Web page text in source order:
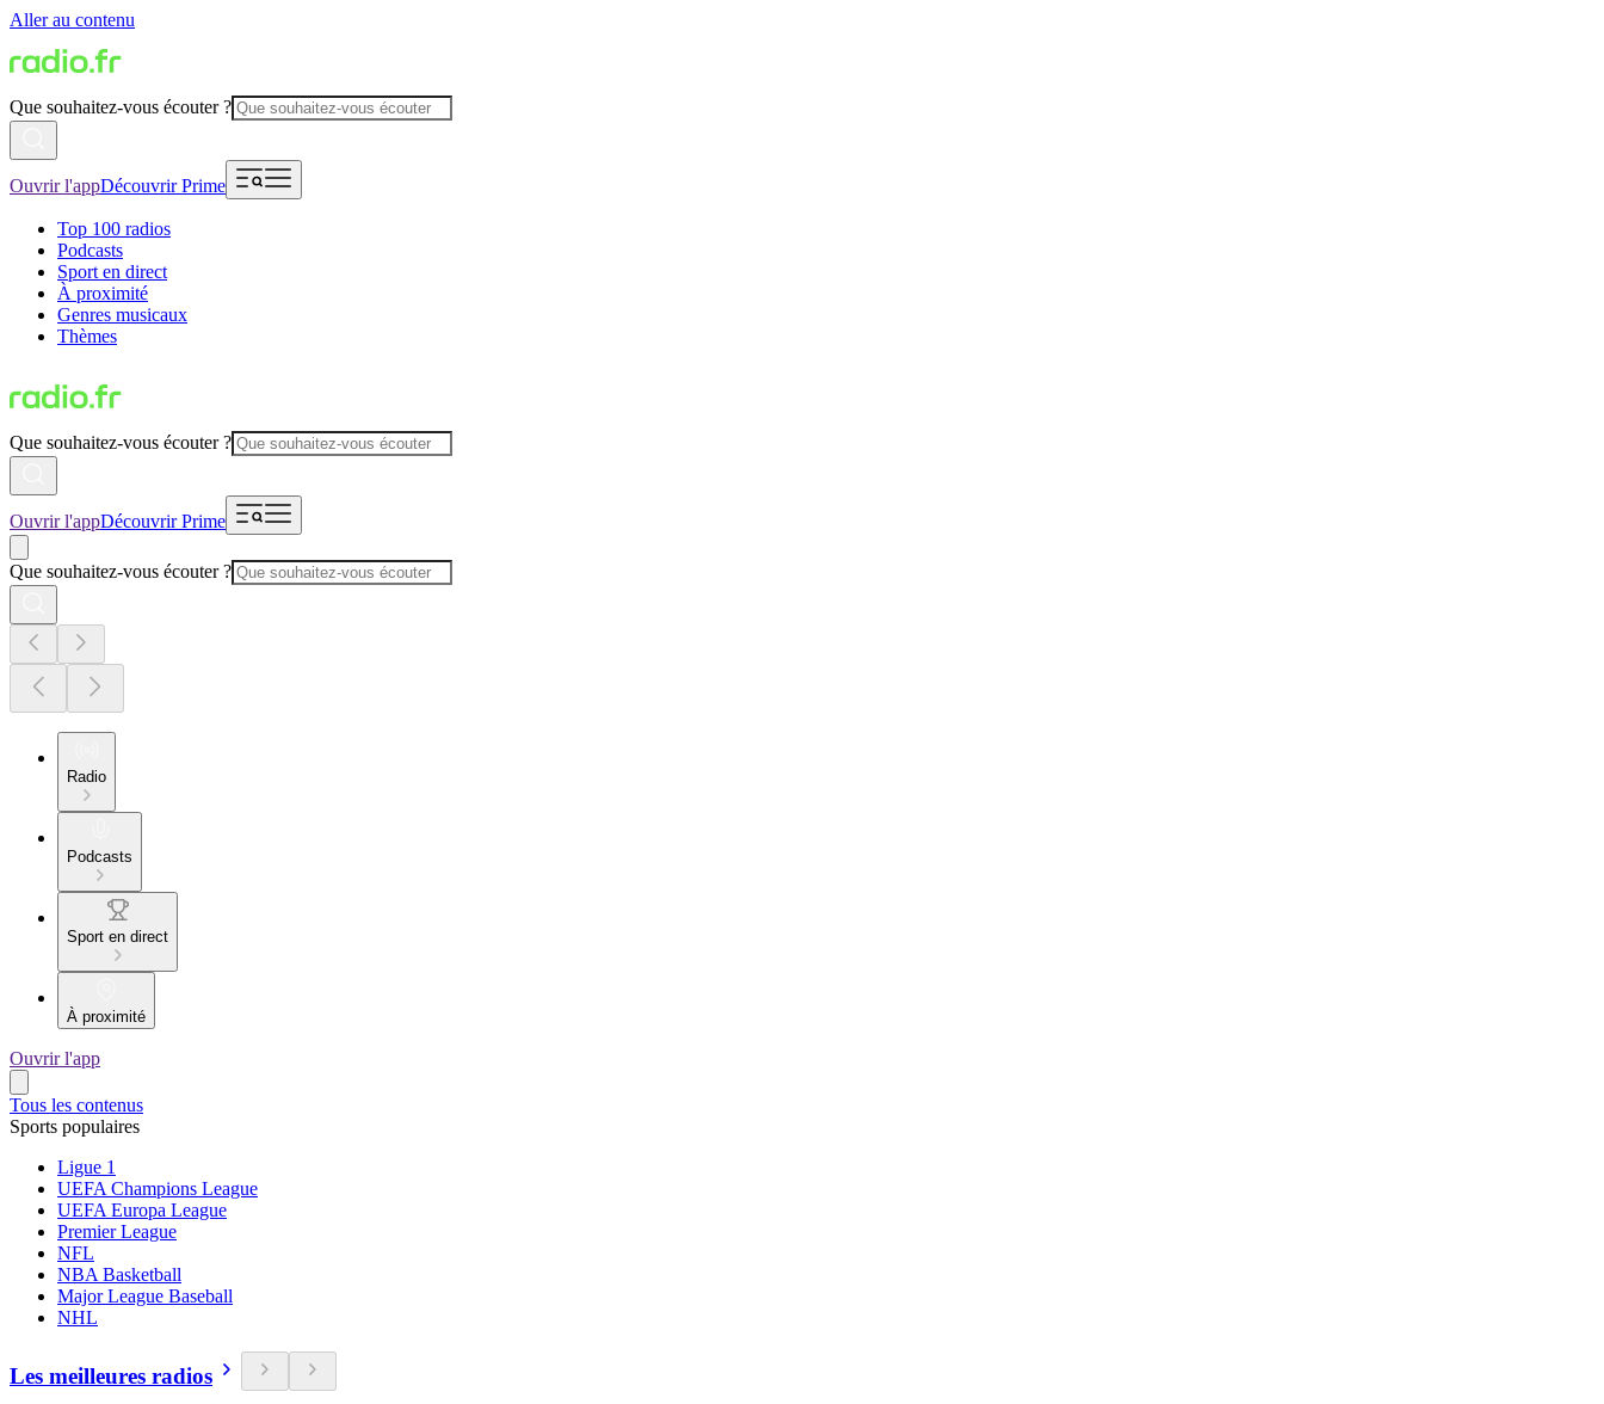
Aller au contenu
Que souhaitez-vous écouter ?
Ouvrir l'appDécouvrir Prime
Top 100 radios
Podcasts
Sport en direct
À proximité
Genres musicaux
Thèmes
Que souhaitez-vous écouter ?
Ouvrir l'appDécouvrir Prime
Que souhaitez-vous écouter ?
Radio
Podcasts
Sport en direct
À proximité
Ouvrir l'app
Tous les contenus
Sports populaires
Ligue 1
UEFA Champions League
UEFA Europa League
Premier League
NFL
NBA Basketball
Major League Baseball
NHL
Les meilleures radios